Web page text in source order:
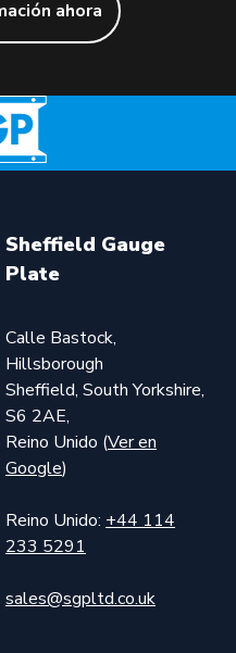
ahora
(obligatorio)
Sheffield Gauge
Plate
Calle Bastock,
Hillsborough
Sheffield, South Yorkshire,
S6 2AE,
Reino Unido (Ver en
Google)
Reino Unido: +44 114
233 5291
sales@sgpltd.co.uk